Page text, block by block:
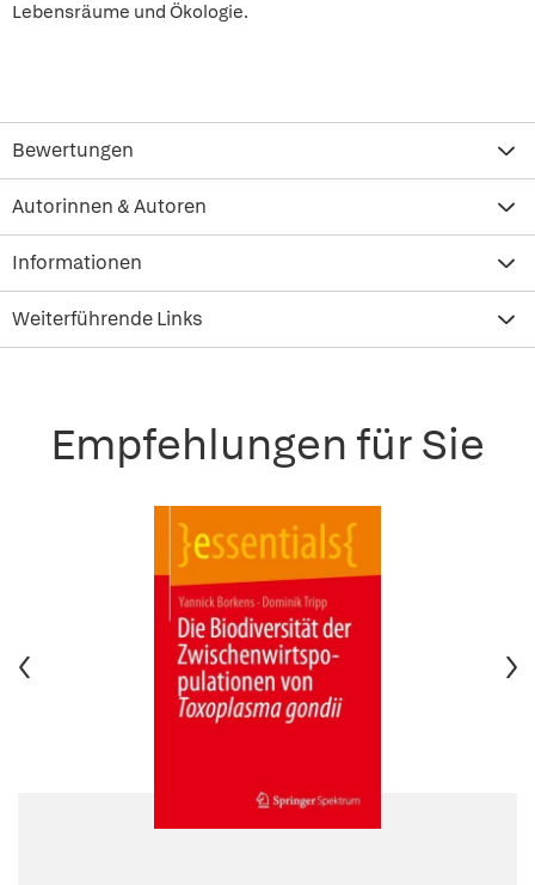
Lebensräume und Ökologie.
Bewertungen
Autorinnen & Autoren
Informationen
Weiterführende Links
Empfehlungen für Sie